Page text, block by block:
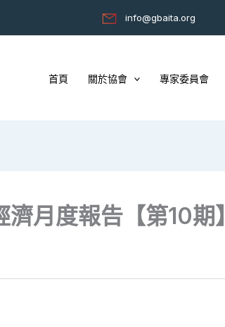
info@gbaita.org
首頁 關於協會 專家委員會
月度報告【第10期】